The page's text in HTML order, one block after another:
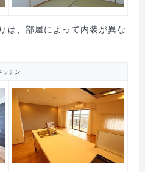
は、部屋によって内装が異な
ッチン